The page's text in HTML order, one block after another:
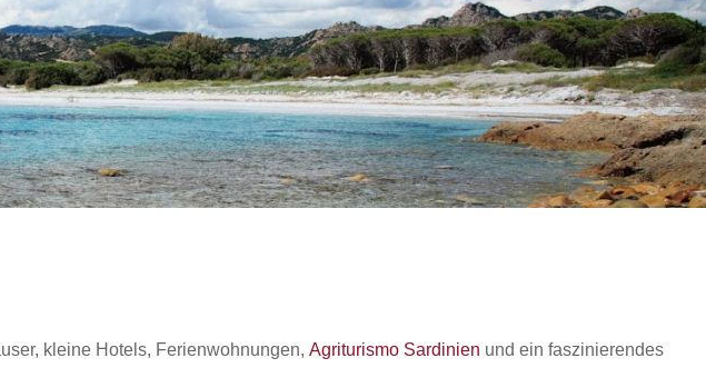
kleine Hotels, Ferienwohnungen, Agriturismo Sardinien und ein faszinierendes